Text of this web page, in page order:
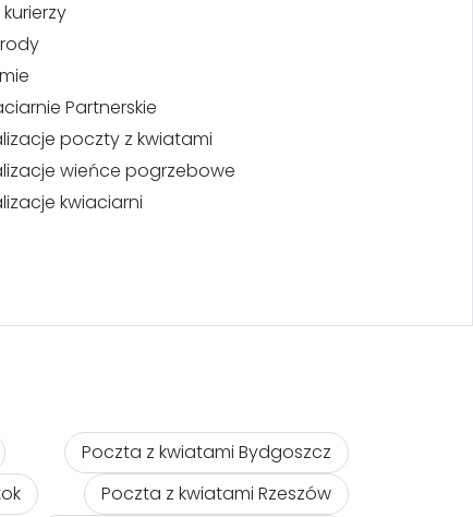
kurierzy
Partnerskie
poczty z kwiatami
wieńce pogrzebowe
kwiaciarni
Poczta z kwiatami Bydgoszcz
Poczta z kwiatami Rzeszów